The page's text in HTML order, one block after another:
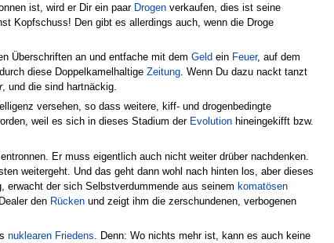
ist, wird er Dir ein paar Drogen verkaufen, dies ist seine
Kopfschuss! Den gibt es allerdings auch, wenn die Droge
Überschriften an und entfache mit dem Geld ein Feuer, auf dem
diese Doppelkamelhaltige Zeitung. Wenn Du dazu nackt tanzt
, und die sind hartnäckig.
versehen, so dass weitere, kiff- und drogenbedingte
weil es sich in dieses Stadium der Evolution hineingekifft bzw.
Er muss eigentlich auch nicht weiter drüber nachdenken.
weitergeht. Und das geht dann wohl nach hinten los, aber dieses
erwacht der sich Selbstverdummende aus seinem komatösen
den Rücken und zeigt ihm die zerschundenen, verbogenen
nuklearen Friedens. Denn: Wo nichts mehr ist, kann es auch keine